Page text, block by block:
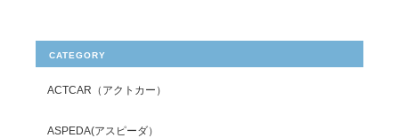
CATEGORY
ACTCAR（アクトカー）
ASPEDA(アスピーダ）